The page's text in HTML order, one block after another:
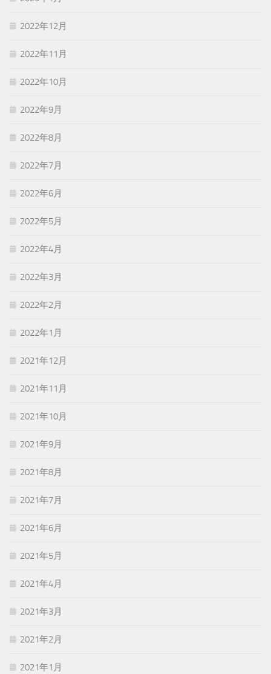
2022年12月
2022年11月
2022年10月
2022年9月
2022年8月
2022年7月
2022年6月
2022年5月
2022年4月
2022年3月
2022年2月
2022年1月
2021年12月
2021年11月
2021年10月
2021年9月
2021年8月
2021年7月
2021年6月
2021年5月
2021年4月
2021年3月
2021年2月
2021年1月